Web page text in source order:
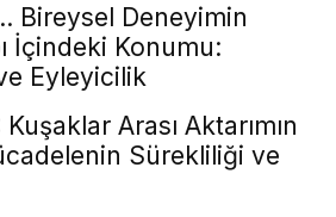
Bireysel Deneyimin
İçindeki Konumu:
Eyleyicilik
Arası Aktarımın
Sürekliliği ve